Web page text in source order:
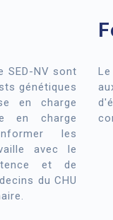
SED-NV sont
génétiques
en charge
en charge
les
avec le
et de
du CHU